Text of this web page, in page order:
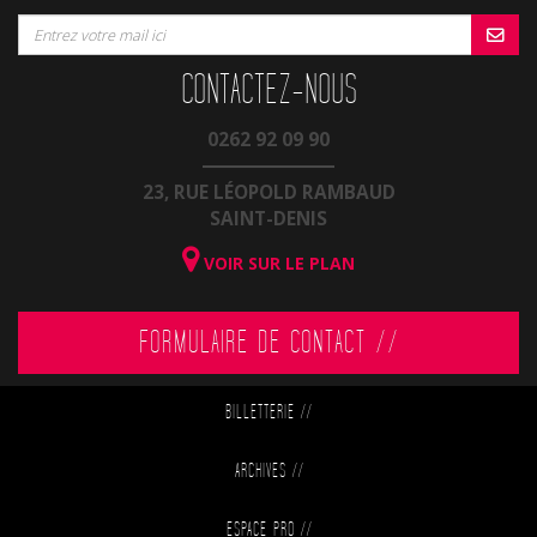
CONTACTEZ-NOUS
0262 92 09 90
23, RUE LÉOPOLD RAMBAUD
SAINT-DENIS
VOIR SUR LE PLAN
FORMULAIRE DE CONTACT //
BILLETTERIE //
ARCHIVES //
ESPACE PRO //